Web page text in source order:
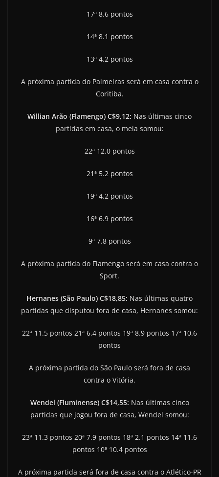
17ª 8.6 pontos
14ª 8.1 pontos
13ª 4.2 pontos
A próxima partida do Palmeiras será em casa contra o
Coritiba.
Willian Arão (Flamengo) C$9,12: Nas últimas cinco
partidas em casa, o meia somou:
22ª 12.0 pontos
21ª 5.2 pontos
19ª 4.2 pontos
16ª 6.9 pontos
9ª 7.8 pontos
A próxima partida do Flamengo será em casa contra o
Sport.
Hernanes (São Paulo) C$18,85: Nas últimas quatro
partidas que disputou fora de casa, Hernanes somou:
22ª 11.5 pontos 21ª 6.4 pontos 19ª 8.9 pontos 17ª 10.6
pontos
A próxima partida do São Paulo será fora de casa
contra o Vitória.
Wendel (Fluminense) C$14,55: Nas últimas cinco
partidas que jogou fora de casa, Wendel somou:
23ª 11.3 pontos 20ª 7.9 pontos 18ª 2.1 pontos 14ª 11.6
pontos 10ª 10.4 pontos
A próxima partida será fora de casa contra o Atlético-PR